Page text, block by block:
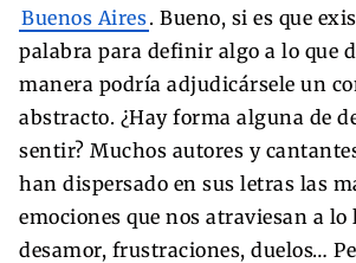
Buenos Aires. Bueno, si es que
palabra para definir algo a lo que
manera podría adjudicársele un
abstracto. ¿Hay forma alguna de
sentir? Muchos autores y
han dispersado en sus letras las
emociones que nos atraviesan a lo
desamor, frustraciones, duelos…